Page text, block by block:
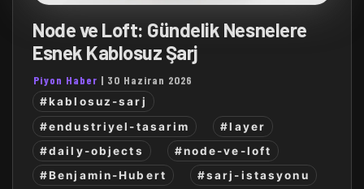
Node ve Loft: Gündelik Nesnelere
Esnek Kablosuz Şarj
Piyon Haber | 30 Haziran 2026
#kablosuz-sarj
#endustriyel-tasarim
#layer
#daily-objects
#node-ve-loft
#Benjamin-Hubert
#sarj-istasyonu